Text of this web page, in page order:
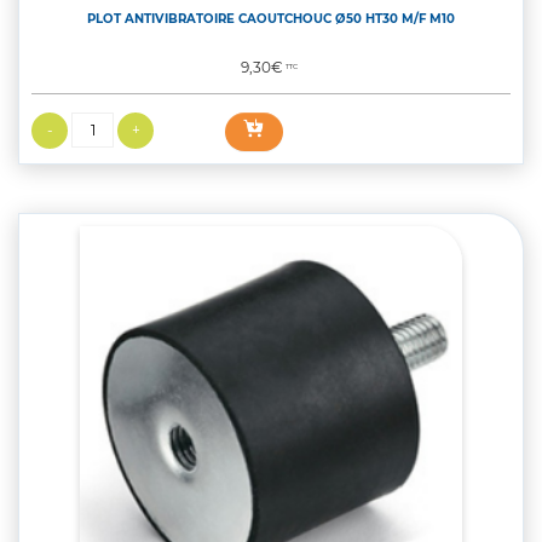
PLOT ANTIVIBRATOIRE CAOUTCHOUC Ø50 HT30 M/F M10
Prix
9,30€TTC